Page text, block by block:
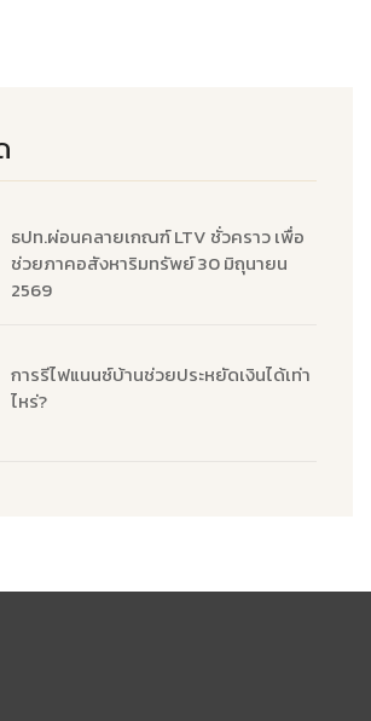
ธปท.ผ่อนคลายเกณฑ์ LTV ชั่วคราว เพื่อ
ช่วยภาคอสังหาริมทรัพย์ 30 มิถุนายน
2569
การรีไฟแนนซ์บ้านช่วยประหยัดเงินได้เท่า
ไหร่?